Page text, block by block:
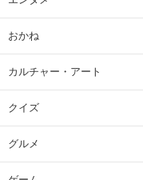
おかね
カルチャー・アート
クイズ
グルメ